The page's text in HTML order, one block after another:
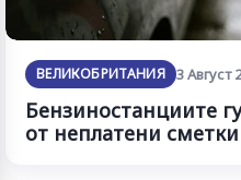
ВЕЛИКОБРИТАНИЯ 3 Август
Бензиностанциите
от неплатени